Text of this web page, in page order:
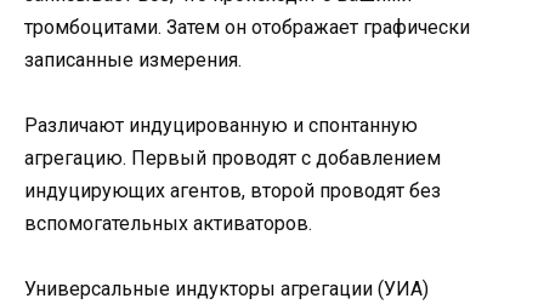
тромбоцитами. Затем он отображает графически
записанные измерения.
Различают индуцированную и спонтанную
агрегацию. Первый проводят с добавлением
индуцирующих агентов, второй проводят без
вспомогательных активаторов.
Универсальные индукторы агрегации (УИА)